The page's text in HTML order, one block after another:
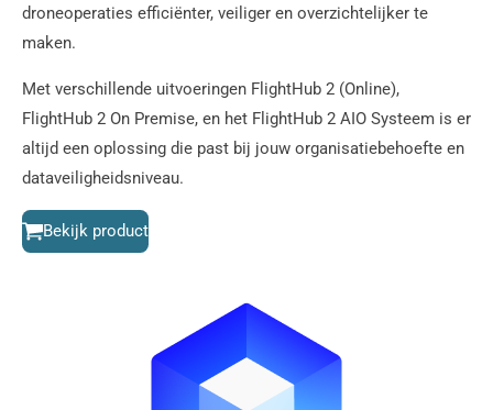
droneoperaties efficiënter, veiliger en overzichtelijker te
maken.
Met verschillende uitvoeringen FlightHub 2 (Online),
FlightHub 2 On Premise, en het FlightHub 2 AIO Systeem is er
altijd een oplossing die past bij jouw organisatiebehoefte en
dataveiligheidsniveau.
Bekijk product